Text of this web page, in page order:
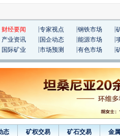
财经要闻 专家视点 钢铁市场
产业资讯
国企动态 能源市场
国际矿业
市场预测 有色市场
态 矿权交易 矿石交易 金